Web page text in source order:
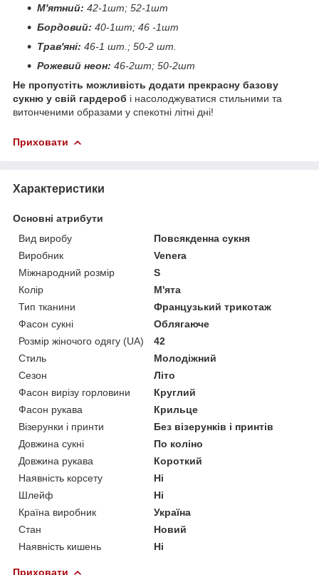
М'ятний: 42-1шт; 52-1шт
Бордовий: 40-1шт; 46 -1шт
Трав'яні: 46-1 шт.; 50-2 шт.
Рожевий неон: 46-2шт; 50-2шт
Не пропустіть можливість додати прекрасну базову
сукню у свій гардероб і насолоджуватися стильними та
витонченими образами у спекотні літні дні!
Приховати
Характеристики
Основні атрибути
Вид виробу
Повсякденна сукня
Виробник
Venera
Міжнародний розмір
S
Колір
М'ята
Тип тканини
Французький трикотаж
Фасон сукні
Облягаюче
Розмір жіночого одягу (UA)
42
Стиль
Молодіжний
Сезон
Літо
Фасон вирізу горловини
Круглий
Фасон рукава
Крильце
Візерунки і принти
Без візерунків і принтів
Довжина сукні
По коліно
Довжина рукава
Короткий
Наявність корсету
Ні
Шлейф
Ні
Країна виробник
Україна
Стан
Новий
Наявність кишень
Ні
Приховати